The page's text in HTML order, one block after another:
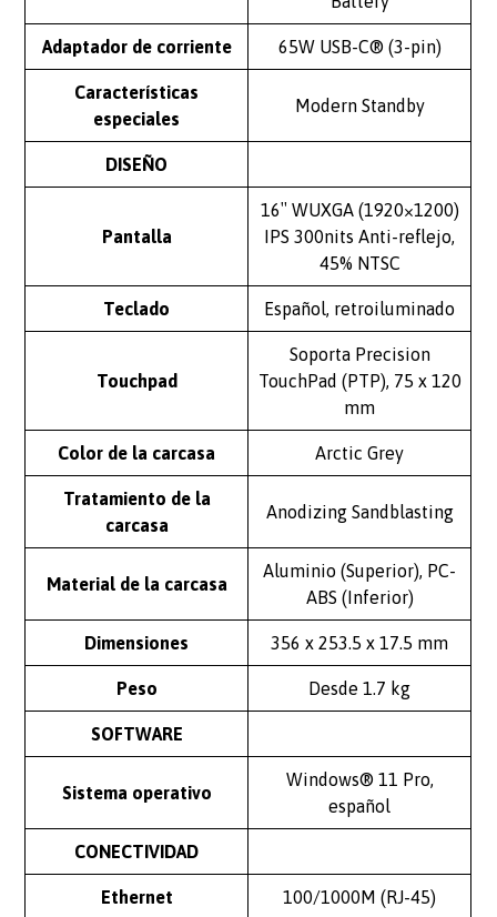
Adaptador de corriente 65W USB-C® (3-pin)
Características
especiales
Modern Standby
DISEÑO
Pantalla
16″ WUXGA (1920×1200)
IPS 300nits Anti-reflejo,
45% NTSC
Teclado Español, retroiluminado
Touchpad
Soporta Precision
TouchPad (PTP), 75 x 120
mm
Color de la carcasa Arctic Grey
Tratamiento de la
carcasa
Anodizing Sandblasting
Material de la carcasa
Aluminio (Superior), PC-
ABS (Inferior)
Dimensiones 356 x 253.5 x 17.5 mm
Peso Desde 1.7 kg
SOFTWARE
Sistema operativo
Windows® 11 Pro,
español
CONECTIVIDAD
Ethernet 100/1000M (RJ-45)